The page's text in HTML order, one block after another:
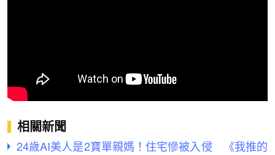
相關新聞
24歲AI美人是2寶單親媽！住宅慘被入侵 《我推的